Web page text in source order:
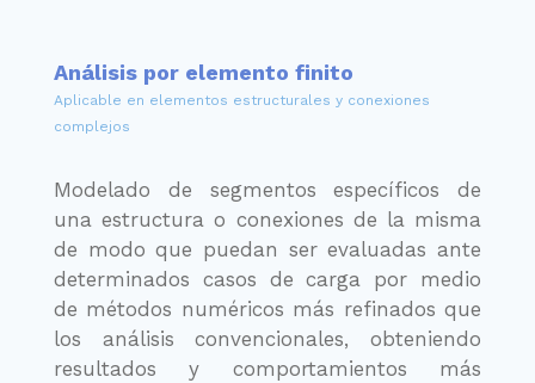
Análisis por elemento finito
Aplicable en elementos estructurales y conexiones
complejos
Modelado de segmentos específicos de
una estructura o conexiones de la misma
de modo que puedan ser evaluadas ante
determinados casos de carga por medio
de métodos numéricos más refinados que
los análisis convencionales, obteniendo
resultados y comportamientos más